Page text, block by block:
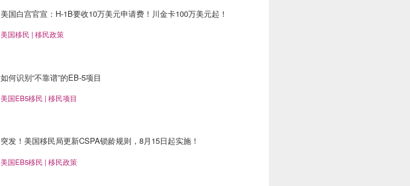
美国白宫官宣：H-1B要收10万美元申请费！川金卡100万美元起！
美国移民 | 移民政策
如何识别“不靠谱”的EB-5项目
美国EB5移民 | 移民项目
突发！美国移民局更新CSPA锁龄规则，8月15日起实施！
美国EB5移民 | 移民政策